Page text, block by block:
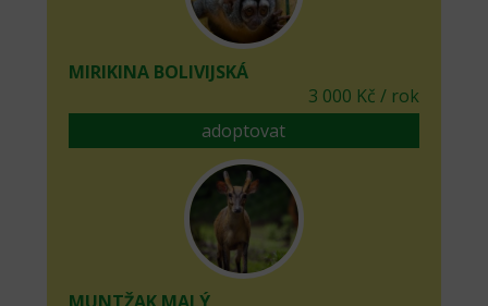
MIRIKINA BOLIVIJSKÁ
3 000 Kč / rok
adoptovat